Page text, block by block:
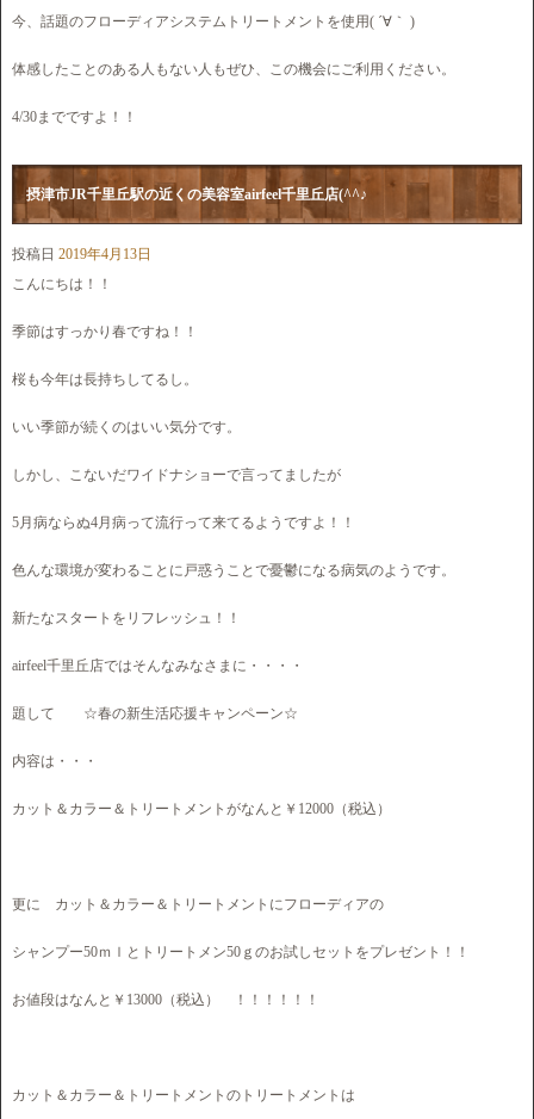
今、話題のフローディアシステムトリートメントを使用( ´∀｀ )
体感したことのある人もない人もぜひ、この機会にご利用ください。
4/30までですよ！！
摂津市JR千里丘駅の近くの美容室airfeel千里丘店(^^♪
投稿日 2019年4月13日
こんにちは！！
季節はすっかり春ですね！！
桜も今年は長持ちしてるし。
いい季節が続くのはいい気分です。
しかし、こないだワイドナショーで言ってましたが
5月病ならぬ4月病って流行って来てるようですよ！！
色んな環境が変わることに戸惑うことで憂鬱になる病気のようです。
新たなスタートをリフレッシュ！！
airfeel千里丘店ではそんなみなさまに・・・・
題して ☆春の新生活応援キャンペーン☆
内容は・・・
カット＆カラー＆トリートメントがなんと￥12000（税込）
更に カット＆カラー＆トリートメントにフローディアの
シャンプー50ｍｌとトリートメン50ｇのお試しセットをプレゼント！！
お値段はなんと￥13000（税込） ！！！！！！
カット＆カラー＆トリートメントのトリートメントは